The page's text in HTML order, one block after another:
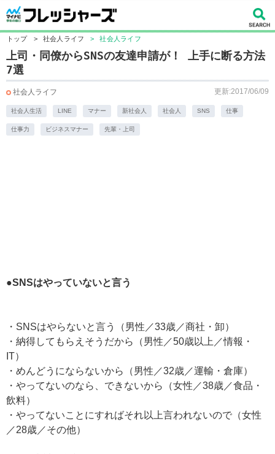
トップ > 社会人ライフ > 社会人ライフ
上司・同僚からSNSの友達申請が！ 上手に断る方法
7選
社会人ライフ 更新:2017/06/09
社会人生活 LINE マナー 新社会人 社会人 SNS 仕事
仕事力 ビジネスマナー 先輩・上司
●SNSはやっていないと言う
・SNSはやらないと言う（男性／33歳／商社・卸）
・納得してもらえそうだから（男性／50歳以上／情報・
IT）
・めんどうにならないから（男性／32歳／運輸・倉庫）
・やってないのなら、できないから（女性／38歳／食品・
飲料）
・やってないことにすればそれ以上言われないので（女性
／28歳／その他）